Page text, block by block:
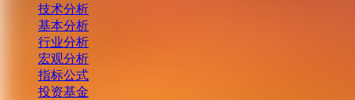
技术分析
基本分析
行业分析
宏观分析
指标公式
投资基金